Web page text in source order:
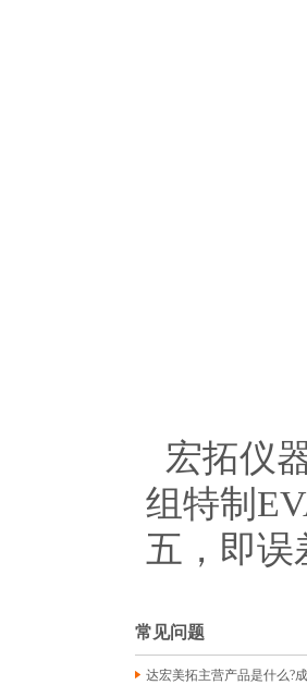
宏拓仪
组特制
五，即误
常见问题
达宏美拓主营产品是什么?